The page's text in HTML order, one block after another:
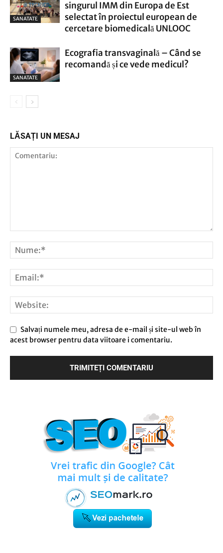
SANATATE
singurul IMM din Europa de Est
selectat în proiectul european de
cercetare biomedicală UNLOOC
SANATATE
Ecografia transvaginală – Când se
recomandă și ce vede medicul?
LĂSAȚI UN MESAJ
Salvați numele meu, adresa de e-mail și site-ul web în
acest browser pentru data viitoare i comentariu.